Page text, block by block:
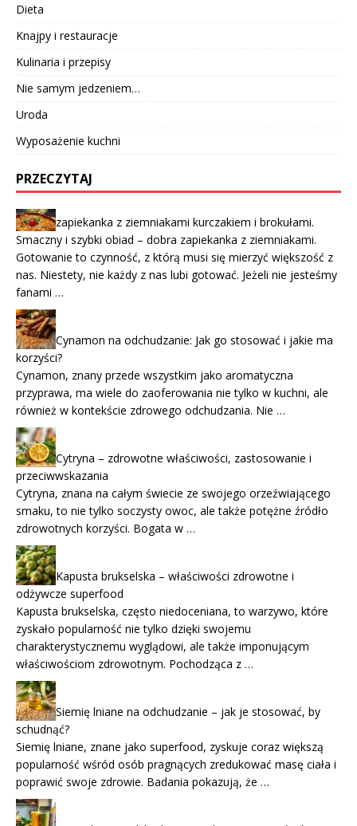
Dieta
Knajpy i restauracje
Kulinaria i przepisy
Nie samym jedzeniem…
Uroda
Wyposażenie kuchni
PRZECZYTAJ
zapiekanka z ziemniakami kurczakiem i brokułami.
Smaczny i szybki obiad – dobra zapiekanka z ziemniakami.
Gotowanie to czynność, z którą musi się mierzyć większość z
nas. Niestety, nie każdy z nas lubi gotować. Jeżeli nie jesteśmy
fanami …
Cynamon na odchudzanie: Jak go stosować i jakie ma
korzyści?
Cynamon, znany przede wszystkim jako aromatyczna
przyprawa, ma wiele do zaoferowania nie tylko w kuchni, ale
również w kontekście zdrowego odchudzania. Nie …
Cytryna – zdrowotne właściwości, zastosowanie i
przeciwwskazania
Cytryna, znana na całym świecie ze swojego orzeźwiającego
smaku, to nie tylko soczysty owoc, ale także potężne źródło
zdrowotnych korzyści. Bogata w …
Kapusta brukselska – właściwości zdrowotne i
odżywcze superfood
Kapusta brukselska, często niedoceniana, to warzywo, które
zyskało popularność nie tylko dzięki swojemu
charakterystycznemu wyglądowi, ale także imponującym
właściwościom zdrowotnym. Pochodząca z …
Siemię lniane na odchudzanie – jak je stosować, by
schudnąć?
Siemię lniane, znane jako superfood, zyskuje coraz większą
popularność wśród osób pragnących zredukować masę ciała i
poprawić swoje zdrowie. Badania pokazują, że …